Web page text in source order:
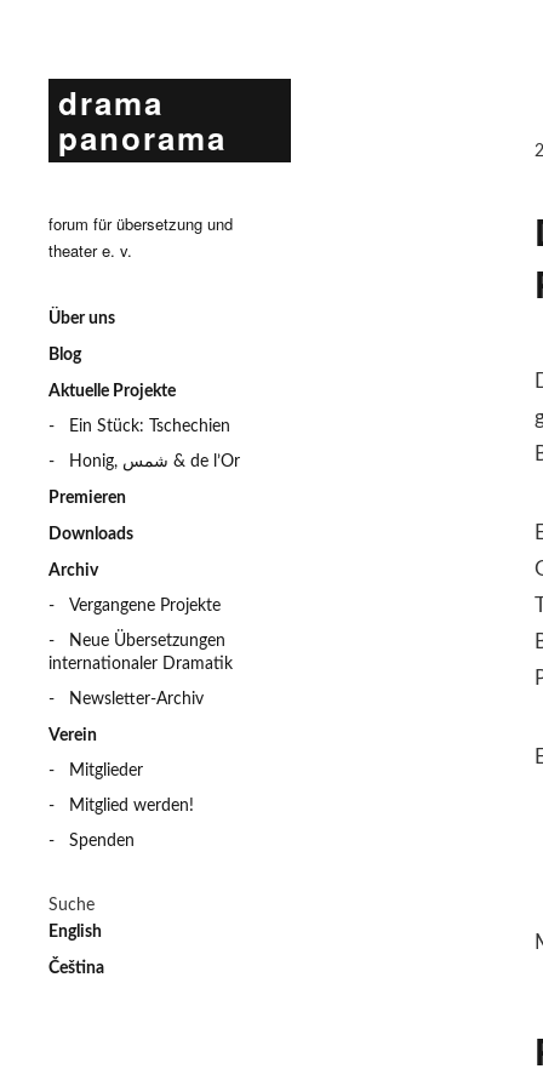
drama
panorama
forum für übersetzung und
theater e. v.
Über uns
Blog
Aktuelle Projekte
Ein Stück: Tschechien
Honig, شمس & de l’Or
Premieren
Downloads
Archiv
Vergangene Projekte
Neue Übersetzungen
internationaler Dramatik
Newsletter-Archiv
Verein
Mitglieder
Mitglied werden!
Spenden
Suche
English
Čeština